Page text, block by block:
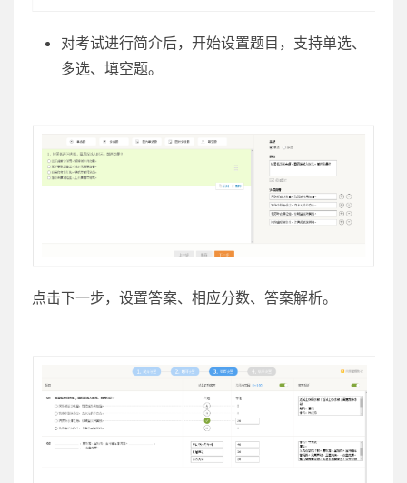
对考试进行简介后，开始设置题目，支持单选、
多选、填空题。
点击下一步，设置答案、相应分数、答案解析。